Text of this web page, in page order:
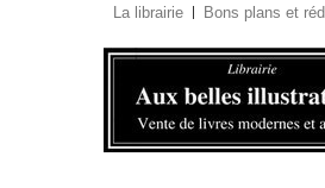
La librairie Bons plans et